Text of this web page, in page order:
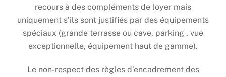
recours à des compléments de loyer mais
uniquement s’ils sont justifiés par des équipements
spéciaux (grande terrasse ou cave, parking , vue
exceptionnelle, équipement haut de gamme).
Le non-respect des règles d’encadrement des